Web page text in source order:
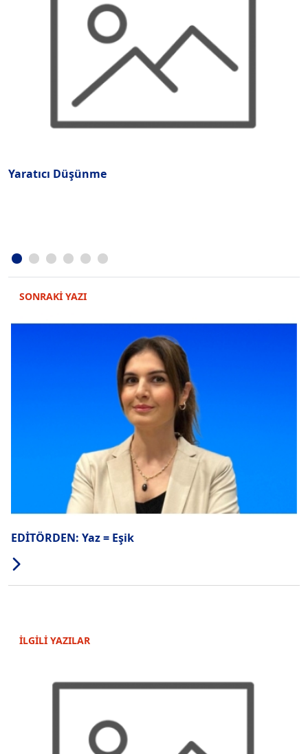
Yaratıcı Düşünme
SONRAKİ YAZI
EDİTÖRDEN: Yaz = Eşik
İLGİLİ YAZILAR